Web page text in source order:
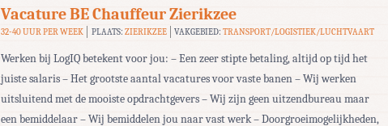
Vacature BE Chauffeur Zierikzee
32-40 UUR PER WEEK PLAATS: ZIERIKZEE VAKGEBIED:TRANSPORT/LOGISTIEK/LUCHTVAART
Werken bij LogIQ betekent voor jou: – Een zeer stipte betaling, altijd op tijd het
juiste salaris – Het grootste aantal vacatures voor vaste banen – Wij werken
uitsluitend met de mooiste opdrachtgevers – Wij zijn geen uitzendbureau maar
een bemiddelaar – Wij bemiddelen jou naar vast werk – Doorgroeimogelijkheden,